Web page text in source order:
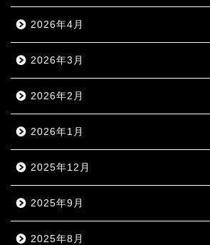
2026年4月
2026年3月
2026年2月
2026年1月
2025年12月
2025年9月
2025年8月